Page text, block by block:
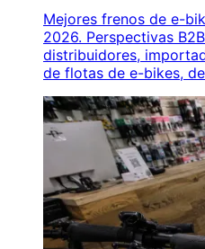
Mejores frenos de e-
2026. Perspectivas
distribuidores,
de flotas de e-bikes,